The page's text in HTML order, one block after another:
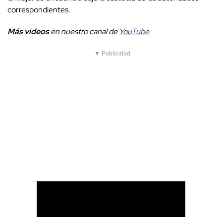
correspondientes.
Más videosen nuestro canal de YouTube
▼ Publicidad